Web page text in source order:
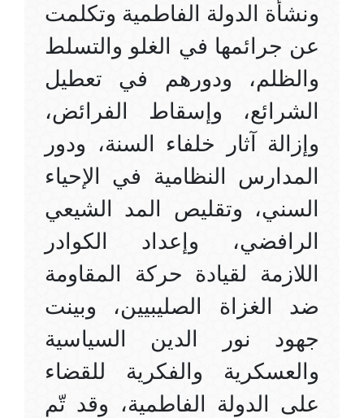
ونشأة الدولة الفاطمية وتكلمت
عن جرائمها في الغلو والتسلط
والظلم، ودورهم في تعطيل
الشرائع، وإسقاط الفرائض،
وإزالة آثار خلفاء السنة، ودور
المدارس النظامية في الإحياء
السني، وتقليص المد الشيعي
الرافضي، وإعداد الكوادر
اللازمة لقيادة حركة المقاومة
ضد الغزاة الصليبيين، وبينت
جهود نور الدين السياسية
والعسكرية والفكرية للقضاء
على الدولة الفاطمية، وقد تّم